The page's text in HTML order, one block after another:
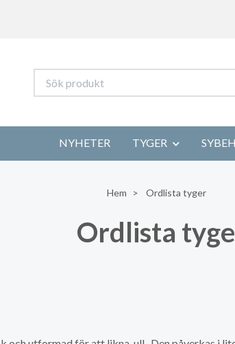
NYHETER TYGER
Hem Ordlista tyger
Ordlista